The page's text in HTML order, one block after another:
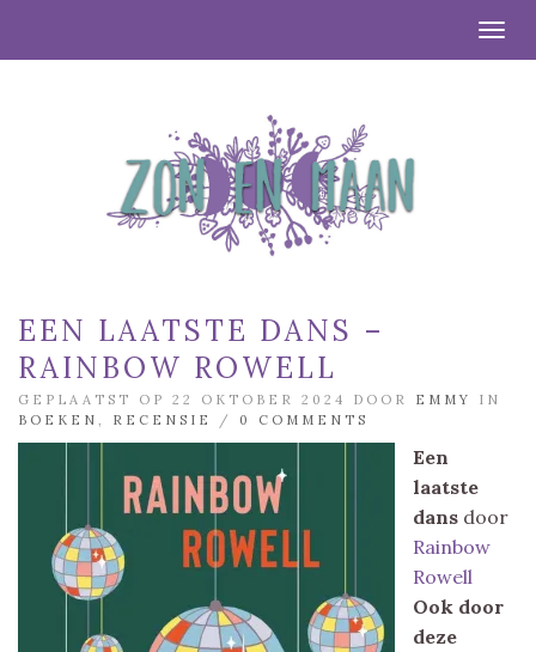
EEN LAATSTE DANS –
RAINBOW ROWELL
GEPLAATST OP 22 OKTOBER 2024 DOOR EMMY
IN
BOEKEN
RECENSIE / 0 COMMENTS
Een
laatste
dans door
Rainbow
Rowell
Ook door
deze